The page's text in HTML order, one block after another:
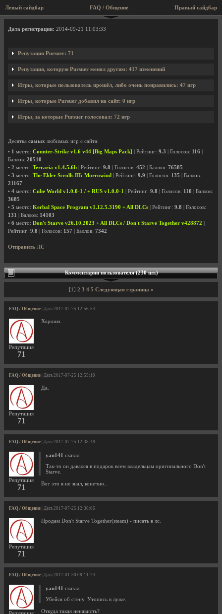
Левый сайдбар Правый сайдбар
FAQ / Общение
Профиль пользователя Pursuer
Дата регистрации: 2014-09-21 11:03:33
Репутация Pursuer: 71
Репутация, которую Pursuer менял другим: 417 изменений
Игры, которые пользователь прошёл, либо очень понравились: 47 игр
Игры, которые Pursuer добавил на сайт: 0 игр
Игры, за которые Pursuer голосовал: 72 игр
Десятка самых любимых игр с сайта:
• 1 место: Counter-Strike v1.6 v44 [Big Maps Pack] | Рейтинг: 9.3 | Голосов: 116
Баллов: 20510
• 2 место: Terraria v1.4.5.6b | Рейтинг: 9.8 | Голосов: 452 | Баллов: 76585
• 3 место: The Elder Scrolls III: Morrowind | Рейтинг: 9.9 | Голосов: 135 | Баллов:
21167
• 4 место: Cube World v1.0.0-1 / + RUS v1.0.0-1 | Рейтинг: 9.8 | Голосов: 110 | Баллов:
3685
• 5 место: Kerbal Space Program v1.12.5.3190 + All DLCs | Рейтинг: 9.8 | Голосов:
131
| Баллов: 14103
• 6 место: Don't Starve v26.10.2023 + All DLCs / Don't Starve Together v428872
Рейтинг: 9.8 | Голосов: 157 | Баллов: 7342
Отправить ЛС
Комментарии пользователя (230 шт.)
[1] 2 3 4 5 Следующая страница »
FAQ / Общение | Дата 2017-07-25 12:56:54
Репутация
71
Хорошо.
FAQ / Общение | Дата 2017-07-25 12:55:10
Репутация
71
Да.
FAQ / Общение | Дата 2017-07-25 12:38:48
Репутация
71
yan141 сказал:
Так-то он давался в подарок всем владельцам оригинального Don't
Starve.
Вот это я не знал, конечно..
FAQ / Общение | Дата 2017-07-25 12:36:06
Репутация
71
Продам Don't Starve Together(steam) - писать в лс.
FAQ / Общение | Дата 2017-01-30 08:11:24
yan141 сказал:
Убейся об стену. Утопись в луже.
Откуда такая ненависть?